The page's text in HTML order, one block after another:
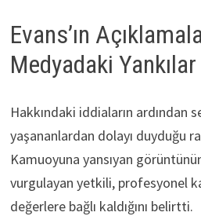
Evans’ın
Medyadaki Yankılar
Hakkındaki iddiaların ardından
yaşananlardan dolayı duyduğu
Kamuoyuna yansıyan görüntünün
vurgulayan yetkili, profesyonel
değerlere bağlı kaldığını belirtti.